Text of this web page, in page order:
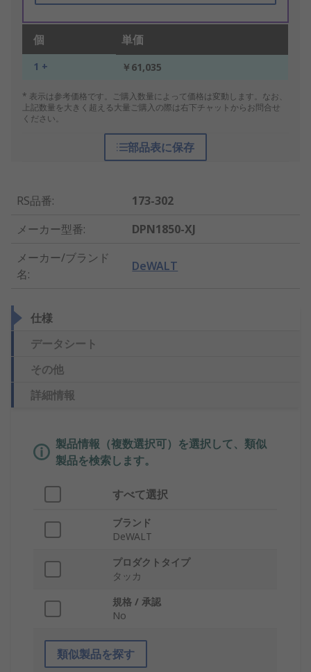
個 単価
1 + ￥61,035
* 表示は参考価格です。ご購入数量によって価格は変動します。なお、
上記数量を大きく超える大量ご購入の際は右下チャットからお問合せ
ください。
部品表に保存
RS品番:
173-302
メーカー型番:
DPN1850-XJ
メーカー/ブランド
名:
DeWALT
仕様
データシート
その他
詳細情報
製品情報（複数選択可）を選択して、類似
製品を検索します。
すべて選択
ブランド
DeWALT
プロダクトタイプ
タッカ
規格 / 承認
No
類似製品を探す